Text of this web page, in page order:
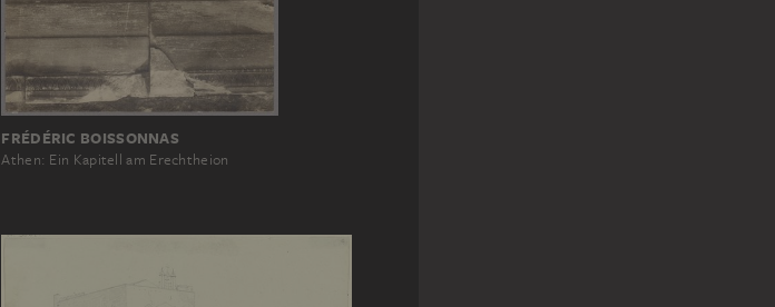
FRÉDÉRIC BOISSONNAS
Athen: Ein Kapitell am Erechtheion